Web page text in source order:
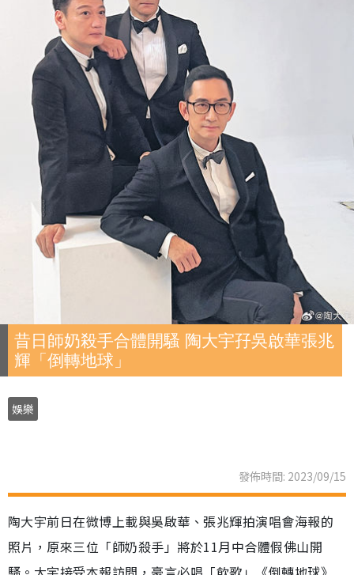
昔日師奶殺手合體開騷 陶大宇孖吳啟華張兆
輝「倒轉地球」
娛樂
發佈時間: 2023/09/15
陶大宇前日在微博上載與吳啟華、張兆輝拍演唱會海報的
照片，原來三位「師奶殺手」將於11月中合體假佛山開